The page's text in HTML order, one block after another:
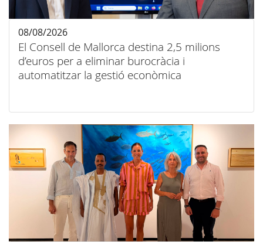
El Consell de Mallorca destina 2,5 milions
d’euros per a eliminar burocràcia i
automatitzar la gestió econòmica
08/08/2026